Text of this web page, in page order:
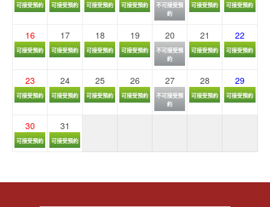
可接受預約 可接受預約 可接受預約 可接受預約
不可接受預
約
可接受預約 可接受預約
16
可接受預約
17
可接受預約
18
可接受預約
19
可接受預約
20
不可接受預
約
21
可接受預約
22
可接受預約
23
可接受預約
24
可接受預約
25
可接受預約
26
可接受預約
27
不可接受預
約
28
可接受預約
29
可接受預約
30
可接受預約
31
可接受預約